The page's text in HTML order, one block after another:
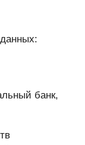
банк,